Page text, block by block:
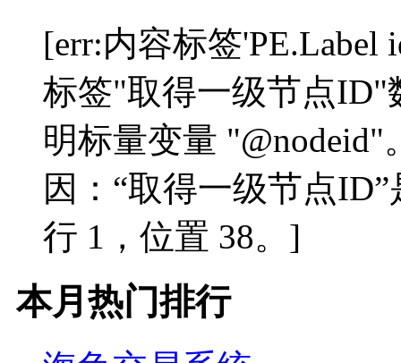
[err:内容标签'PE.Label
标签"取得一级节点ID"
明标量变量
因：“取得一级节点
行 1，位置 38。]
本月热门排行